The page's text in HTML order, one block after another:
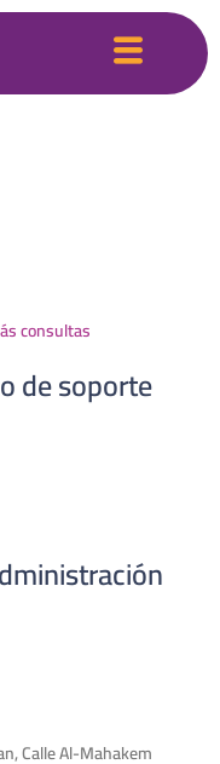
consultas
de soporte
Calle Al-Mahakem